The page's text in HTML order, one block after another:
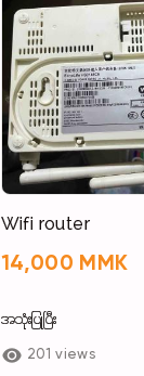
Wifi router
14,000 MMK
အသုံးပြုပြီး
201 views